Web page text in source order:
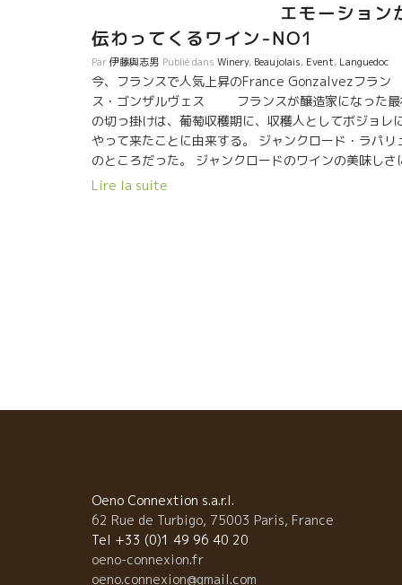
エモーション
伝わってくるワイン-NO1
Par伊藤與志男 Publié dans Winery, Beaujolais, Event, Languedoc
今、フランスで人気上昇のFrance Gonzalvezフラン
ス・ゴンザルヴェス フランスが醸造家になった最
の切っ掛けは、葡萄収穫期に、収穫人としてボジョレ
やって来たことに由来する。 ジャンクロード・ラパリ
のところだった。 ジャンクロードのワインの美味しさ
驚いた。こんな飲み物があるんだ！ と思った。 畑の仕
ンス・ゴンザルヴェズのワインは本当に美味しい！！ 男
が多いボジョレの蔵元に混じって細腕ながら奮闘して１
０年、フランスのエモーションが伝わってくる。 ★.
ポワン・ジェ Blaceブラッセ村の山側にある急斜面の
畑、なんと標高が400～500ｍもあり、ボジョレでは最
Lire la suite
Oeno Connextion s.a.r.l.
62 Rue de Turbigo, 75003 Paris, France
Tel +33 (0)1 49 96 40 20
oeno-connexion.fr
oeno.connexion@gmail.com